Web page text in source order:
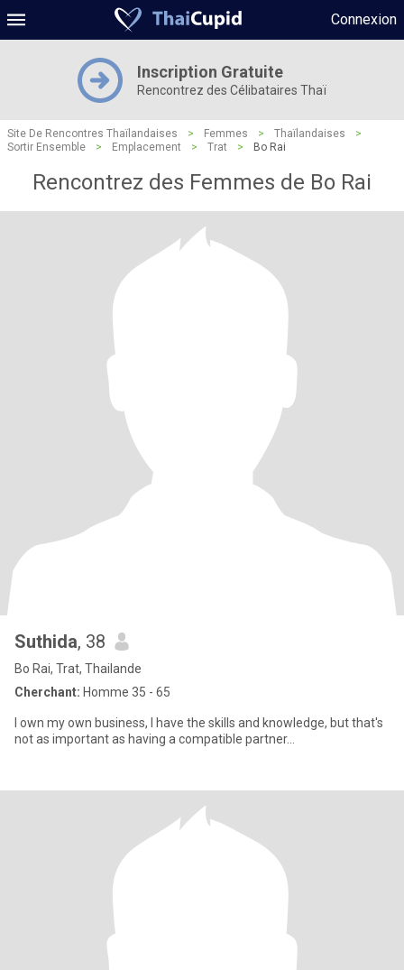
Connexion
Inscription Gratuite
Rencontrez des Célibataires Thaï
Site De Rencontres Thaïlandaises > Femmes > Thaïlandaises
>
Sortir Ensemble
> Emplacement > Trat > Bo Rai
Rencontrez des Femmes de Bo Rai
Suthida, 38
Bo Rai, Trat, Thailande
Cherchant: Homme 35 - 65
I own my own business, I have the skills and knowledge, but that's
not as important as having a compatible partner...